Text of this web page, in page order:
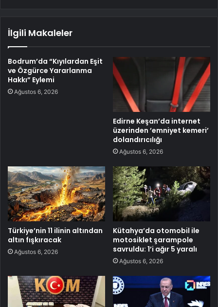
İlgili Makaleler
Bodrum’da “Kıyılardan Eşit
ve Özgürce Yararlanma
Hakkı” Eylemi
Ağustos 6, 2026
Edirne Keşan’da internet
üzerinden ’emniyet kemeri’
dolandırıcılığı
Ağustos 6, 2026
Türkiye’nin 11 ilinin altından
altın fışkıracak
Ağustos 6, 2026
Kütahya’da otomobil ile
motosiklet şarampole
savruldu: 1’i ağır 5 yaralı
Ağustos 6, 2026